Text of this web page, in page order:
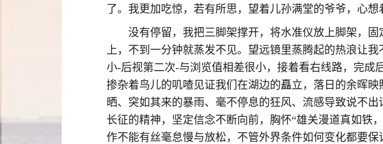
了。我更加吃惊，若有所思，望着儿孙满堂的爷爷，心
没有停留，我把三脚架撑开，将水准仪放上脚架，
上，不到一分钟就蒸发不见。望远镜里蒸腾起的热浪让
小-后视第二次-与浏览值相差很小，接着看右线路，完
掺杂着鸟儿的叽喳见证我们在湖边的矗立，落日的余晖
晒、突如其来的暴雨、毫不停息的狂风、流感导致说不
长征的精神，坚定信念不断向前，胸怀“雄关漫道真如铁
作不能有丝毫怠慢与放松，不管外界条件如何变化都要